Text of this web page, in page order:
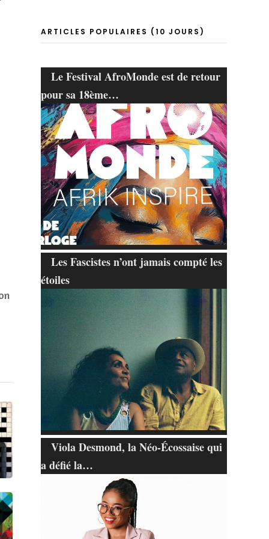
ARTICLES POPULAIRES (10 JOURS)
Le Festival AfroMonde est de retour
pour sa 18ème…
Les Fascistes n’ont jamais compté les
étoiles
Viola Desmond, la Néo-Écossaise qui
a défié la…